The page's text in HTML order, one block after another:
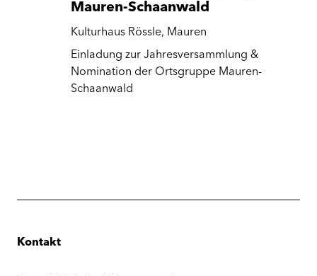
Mauren-Schaanwald
Kulturhaus Rössle, Mauren
Einladung zur Jahresversammlung &
Nomination der Ortsgruppe Mauren-
Schaanwald
Kontakt